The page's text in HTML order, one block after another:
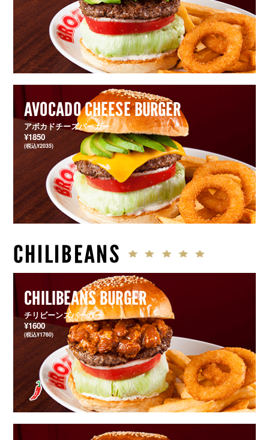
AVOCADO CHEESE BURGER
アボカドチーズバーガー
¥1850
(税込¥2035)
CHILIBEANS
CHILIBEANS BURGER
チリビーンズバーガー
¥1600
(税込¥1760)